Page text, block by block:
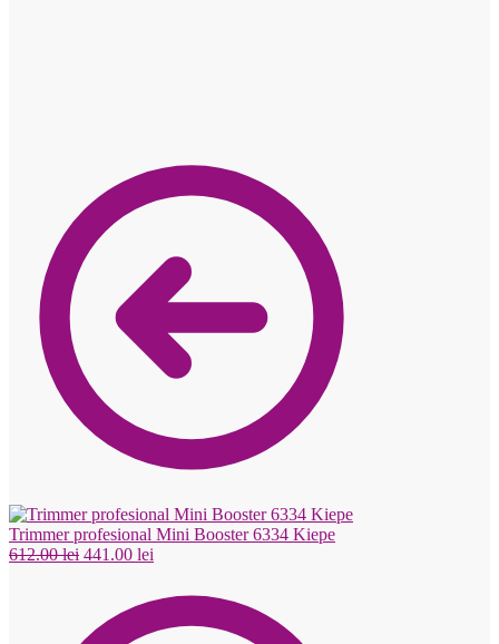
Trimmer profesional Mini Booster 6334 Kiepe
612.00lei Prețul
fost:
612.00 lei.
441.00 lei
este: